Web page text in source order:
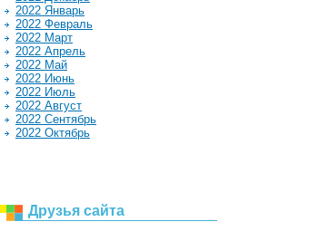
2022 Январь
2022 Февраль
2022 Март
2022 Апрель
2022 Май
2022 Июнь
2022 Июль
2022 Август
2022 Сентябрь
2022 Октябрь
Друзья сайта